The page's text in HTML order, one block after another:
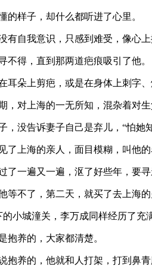
样子，却什么都听进了心里。
自我意识，只感到难受，像心上
得，直到那两道疤痕吸引了他。
朵上剪疤，或是在身体上刺字、
对上海的一无所知，混杂着对生
没告诉妻子自己是弃儿，“怕她
上海的亲人，面目模糊，叫他的
一遍又一遍，沤了好些年，要寻
不了，第二天，就买了去上海的
城潼关，李万成同样经历了充
养的，大家都清楚。
养的，他就和人打架，打到鼻青